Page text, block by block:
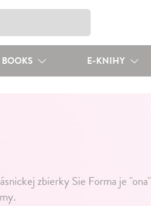
BOOKS E-KNIHY
zbierky Sie Forma je "ona"